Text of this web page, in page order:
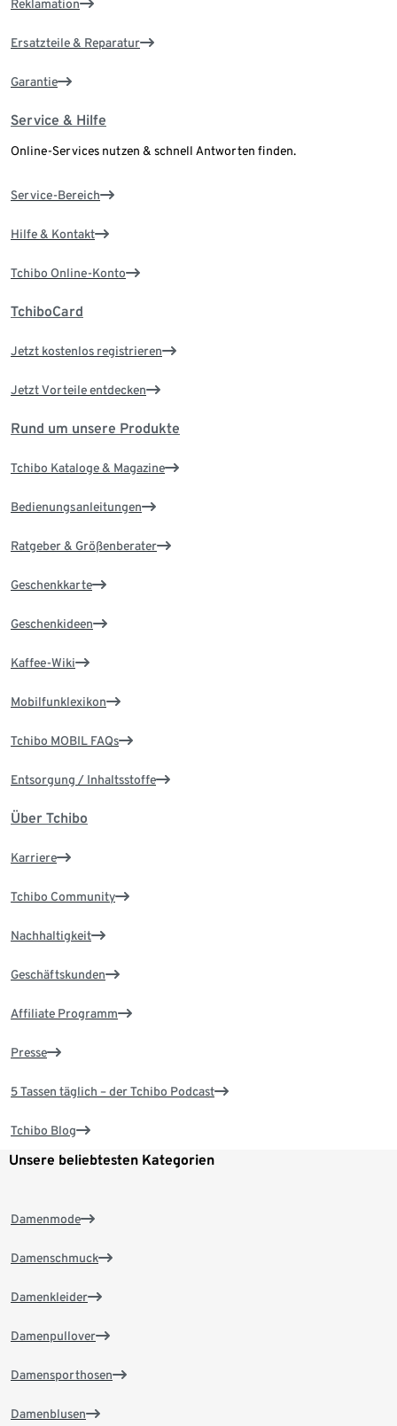
Reklamation
Ersatzteile & Reparatur
Garantie
Service & Hilfe
Online-Services nutzen & schnell Antworten finden.
Service-Bereich
Hilfe & Kontakt
Tchibo Online-Konto
TchiboCard
Jetzt kostenlos registrieren
Jetzt Vorteile entdecken
Rund um unsere Produkte
Tchibo Kataloge & Magazine
Bedienungsanleitungen
Ratgeber & Größenberater
Geschenkkarte
Geschenkideen
Kaffee-Wiki
Mobilfunklexikon
Tchibo MOBIL FAQs
Entsorgung / Inhaltsstoffe
Über Tchibo
Karriere
Tchibo Community
Nachhaltigkeit
Geschäftskunden
Affiliate Programm
Presse
5 Tassen täglich – der Tchibo Podcast
Tchibo Blog
Unsere beliebtesten Kategorien
Damenmode
Damenschmuck
Damenkleider
Damenpullover
Damensporthosen
Damenblusen